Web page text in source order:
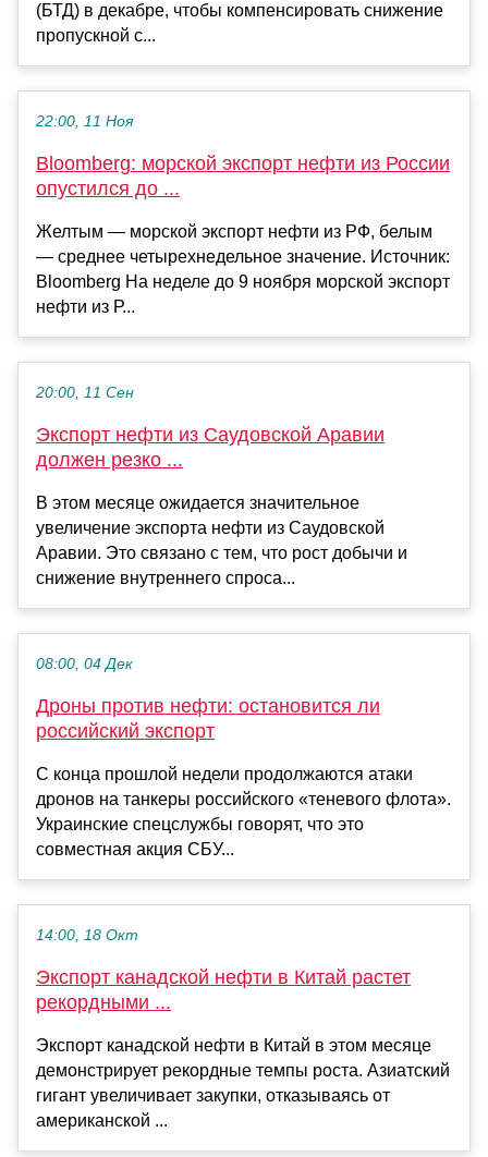
(БТД) в декабре, чтобы компенсировать снижение
пропускной с...
22:00, 11 Ноя
Bloomberg: морской экспорт нефти из России
опустился до ...
Желтым — морской экспорт нефти из РФ, белым
— среднее четырехнедельное значение. Источник:
Bloomberg На неделе до 9 ноября морской экспорт
нефти из Р...
20:00, 11 Сен
Экспорт нефти из Саудовской Аравии
должен резко ...
В этом месяце ожидается значительное
увеличение экспорта нефти из Саудовской
Аравии. Это связано с тем, что рост добычи и
снижение внутреннего спроса...
08:00, 04 Дек
Дроны против нефти: остановится ли
российский экспорт
С конца прошлой недели продолжаются атаки
дронов на танкеры российского «теневого флота».
Украинские спецслужбы говорят, что это
совместная акция СБУ...
14:00, 18 Окт
Экспорт канадской нефти в Китай растет
рекордными ...
Экспорт канадской нефти в Китай в этом месяце
демонстрирует рекордные темпы роста. Азиатский
гигант увеличивает закупки, отказываясь от
американской ...